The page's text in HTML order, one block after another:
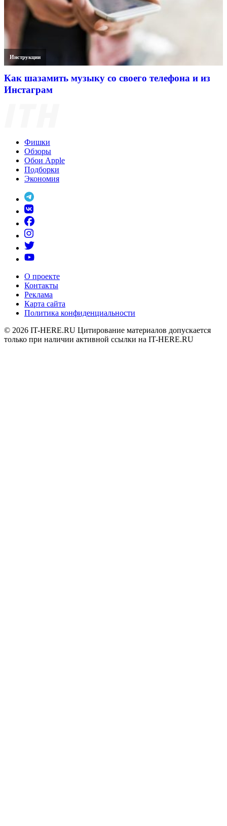
Инструкции
Как шазамить музыку со своего телефона и из
Инстаграм
Фишки
Обзоры
Обои Apple
Подборки
Экономия
О проекте
Контакты
Реклама
Карта сайта
Политика конфиденциальности
© 2026 IT-HERE.RU Цитирование материалов допускается
только при наличии активной ссылки на IT-HERE.RU